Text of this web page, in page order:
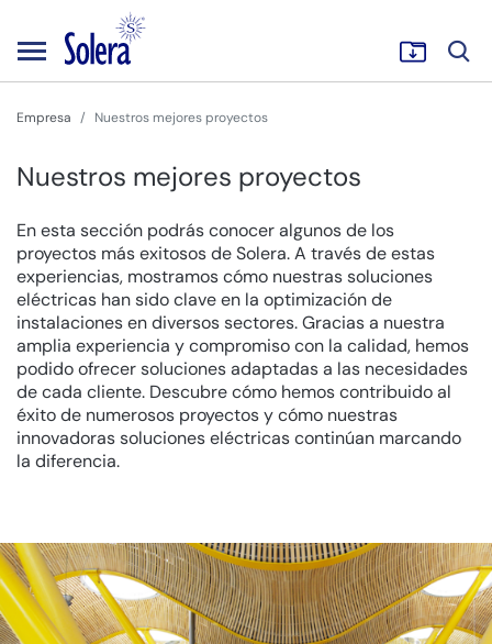
Empresa Nuestros mejores proyectos
Nuestros mejores proyectos
En esta sección podrás conocer algunos de los
proyectos más exitosos de Solera. A través de estas
experiencias, mostramos cómo nuestras soluciones
eléctricas han sido clave en la optimización de
instalaciones en diversos sectores. Gracias a nuestra
amplia experiencia y compromiso con la calidad, hemos
podido ofrecer soluciones adaptadas a las necesidades
de cada cliente. Descubre cómo hemos contribuido al
éxito de numerosos proyectos y cómo nuestras
innovadoras soluciones eléctricas continúan marcando
la diferencia.